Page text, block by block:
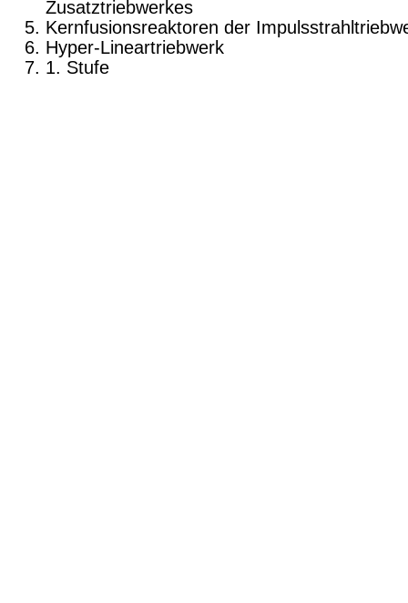
Zusatztriebwerkes
Kernfusionsreaktoren der
Hyper-Lineartriebwerk
1. Stufe